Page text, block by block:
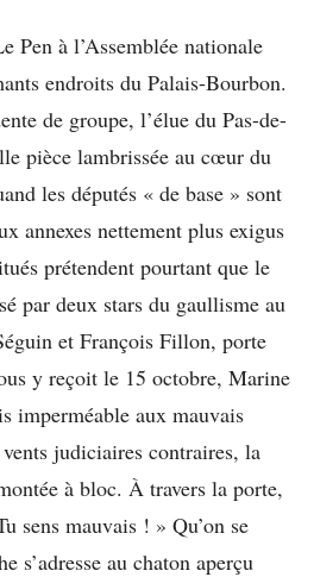
Pen à l’Assemblée nationale
endroits du Palais-Bourbon.
de groupe, l’élue du Pas-de-
pièce lambrissée au cœur du
les députés « de base » sont
annexes nettement plus exigus
prétendent pourtant que le
par deux stars du gaullisme au
et François Fillon, porte
y reçoit le 15 octobre, Marine
imperméable aux mauvais
judiciaires contraires, la
à bloc. À travers la porte,
sens mauvais ! » Qu’on se
s’adresse au chaton aperçu